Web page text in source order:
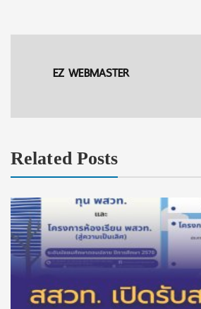
EZ WEBMASTER
Related Posts